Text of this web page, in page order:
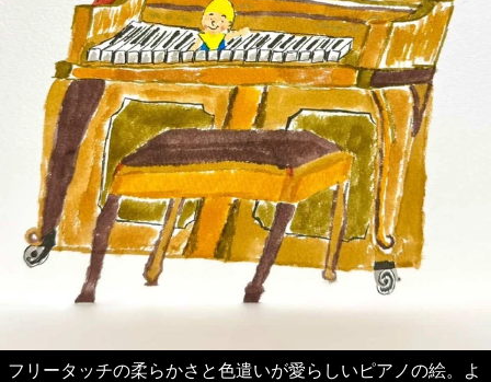
フリータッチの柔らかさと色遣いが愛らしいピアノの絵。よ